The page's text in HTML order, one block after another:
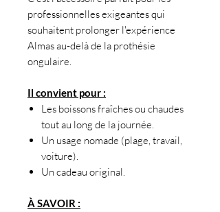
professionnelles exigeantes qui
souhaitent prolonger l'expérience
Almas au-delà de la prothésie
ongulaire.
Il convient pour :
Les boissons fraîches ou chaudes
tout au long de la journée.
Un usage nomade (plage, travail,
voiture).
Un cadeau original.
À SAVOIR :